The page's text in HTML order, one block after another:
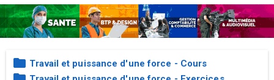
Travail et puissance d'une force - Cours